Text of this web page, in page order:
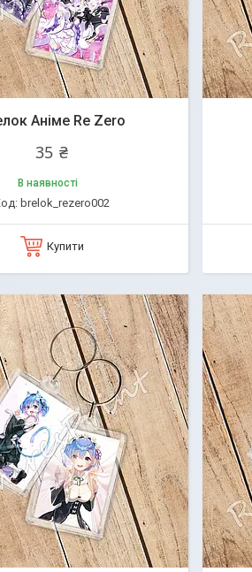
Аніме Re Zero
35 ₴
В наявності
brelok_rezero002
Купити